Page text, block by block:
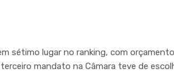
sétimo lugar no ranking, com orçamento
mandato na Câmara teve de